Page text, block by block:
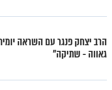
הרב יצחק פנגר עם השראה
גאווה - שתיקה"